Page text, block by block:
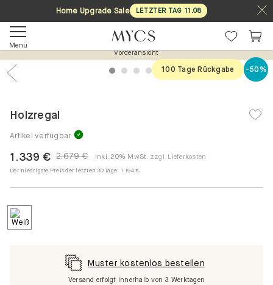
Home Upgrade Sale LETZTER TAG 11 .08
Menü
Vorderansicht
1 2 3 4 5
100 Tage Rückgabe -50%
Holzregal
Artikel verfügbar
2.679 €
1.339 € inkl. 20% MwSt. zzgl. Lieferkosten
Der niedrigste Preis der letzten 30 Tage: 1.194 €
Muster kostenlos bestellen
Versand erfolgt innerhalb von 3 Werktagen